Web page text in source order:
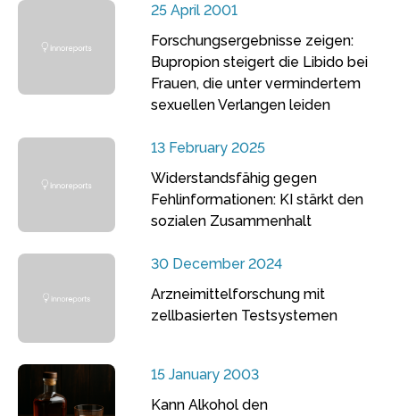
25 April 2001
Forschungsergebnisse zeigen:
Bupropion steigert die Libido bei
Frauen, die unter vermindertem
sexuellen Verlangen leiden
13 February 2025
Widerstandsfähig gegen
Fehlinformationen: KI stärkt den
sozialen Zusammenhalt
30 December 2024
Arzneimittelforschung mit
zellbasierten Testsystemen
15 January 2003
Kann Alkohol den